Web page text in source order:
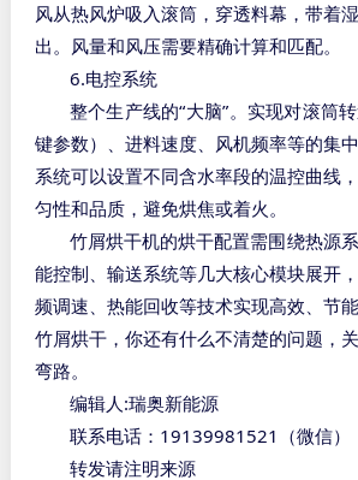
风从热风炉吸入滚筒，穿透料幕，带着
出。风量和风压需要精确计算和匹配。
6.电控系统
整个生产线的“大脑”。实现对滚筒
键参数）、进料速度、风机频率等的集
系统可以设置不同含水率段的温控曲线
匀性和品质，避免烘焦或着火。
竹屑烘干机的烘干配置需围绕热源
能控制、输送系统等几大核心模块展开
频调速、热能回收等技术实现高效、节
竹屑烘干，你还有什么不清楚的问题，
弯路。
编辑人 :瑞奥新能源
联系电话： 19139981521
（微信）
转发请注明来源